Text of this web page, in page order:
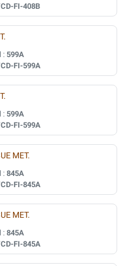
FI-408B
: 599A
FI-599A
: 599A
FI-599A
MET.
: 845A
FI-845A
MET.
: 845A
FI-845A